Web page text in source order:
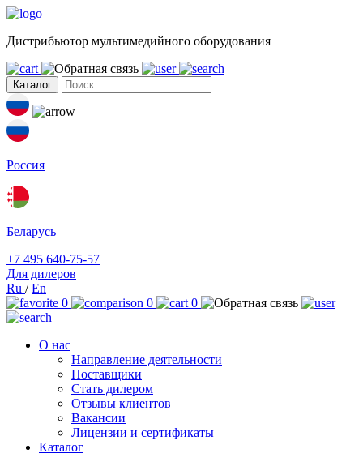
Дистрибьютор мультимедийного оборудования
Каталог
Россия
Беларусь
+7 495 640-75-57
Для дилеров
Ru /En
0
0 0
О нас
Направление деятельности
Поставщики
Стать дилером
Отзывы клиентов
Вакансии
Лицензии и сертификаты
Каталог